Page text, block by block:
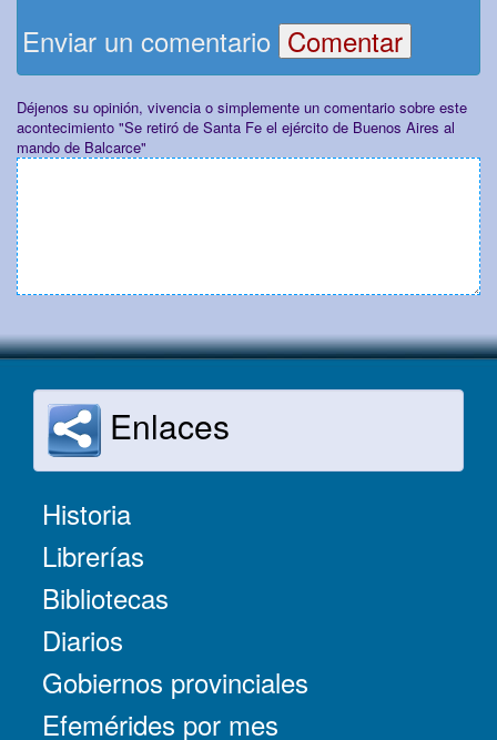
Enviar un comentario
Déjenos su opinión, vivencia o simplemente un comentario sobre este
acontecimiento "Se retiró de Santa Fe el ejército de Buenos Aires al
mando de Balcarce"
Enlaces
Historia
Librerías
Bibliotecas
Diarios
Gobiernos provinciales
Efemérides por mes